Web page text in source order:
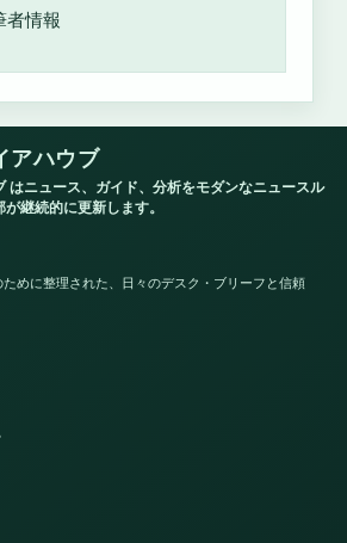
者情報
アハウブ
はニュース、ガイド、分析をモダンなニュースル
継続的に更新します。
めに整理された、日々のデスク・ブリーフと信頼